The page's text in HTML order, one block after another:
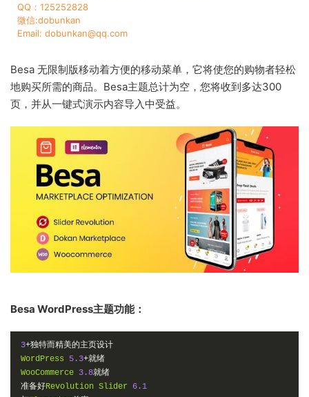
QQ：125252828
微信:dobunkan
Email: dobunkan@qq.com
Besa 无限制版移动着方便的移动菜单，它将使您的购物者轻松
地购买所需的商品。Besa主题总计为空，您将收到多达300
页，并从一键式演示内容导入中受益。
Besa WordPress主题功能：
3+独特而精美的主页设计
WordPress
5.3+就绪
WooCommerce 3.8就绪
准备好Revolution Slider
6.1